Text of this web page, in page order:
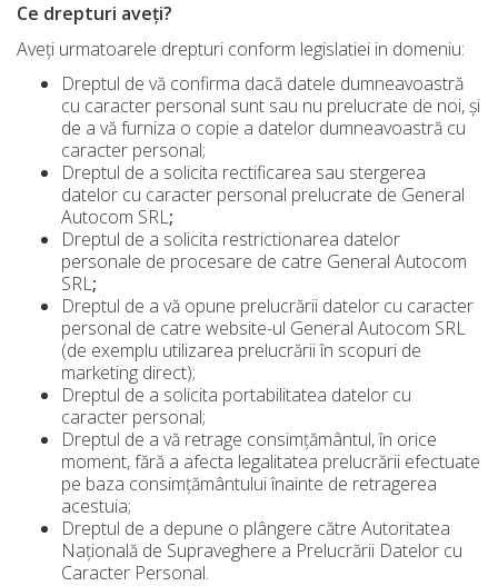
Ce drepturi aveți?
Aveți urmatoarele drepturi conform legislatiei in domeniu:
Dreptul de vă confirma dacă datele dumneavoastră
cu caracter personal sunt sau nu prelucrate de noi, și
de a vă furniza o copie a datelor dumneavoastră cu
caracter personal;
Dreptul de a solicita rectificarea sau stergerea
datelor cu caracter personal prelucrate de General
Autocom SRL;
Dreptul de a solicita restrictionarea datelor
personale de procesare de catre General Autocom
SRL;
Dreptul de a vă opune prelucrării datelor cu caracter
personal de catre website-ul General Autocom SRL
(de exemplu utilizarea prelucrării în scopuri de
marketing direct);
Dreptul de a solicita portabilitatea datelor cu
caracter personal;
Dreptul de a vă retrage consimțământul, în orice
moment, fără a afecta legalitatea prelucrării efectuate
pe baza consimțământului înainte de retragerea
acestuia;
Dreptul de a depune o plângere către Autoritatea
Națională de Supraveghere a Prelucrării Datelor cu
Caracter Personal.